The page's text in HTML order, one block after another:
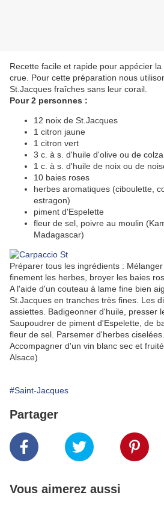
Recette facile et rapide pour appécier
crue. Pour cette préparation nous
St.Jacques fraîches sans leur corail.
Pour 2 personnes :
12 noix de St.Jacques
1 citron jaune
1 citron vert
3 c. à s. d'huile d'olive ou de colza
1 c. à s. d'huile de noix ou de
10 baies roses
herbes aromatiques (ciboulette,
estragon)
piment d'Espelette
fleur de sel, poivre au moulin
Madagascar)
Préparer tous les ingrédients :
finement les herbes, broyer les baies
A l'aide d'un couteau à lame fine bien
St.Jacques en tranches très fines. Les
assiettes. Badigeonner d'huile, presser
Saupoudrer de piment d'Espelette, de
fleur de sel. Parsemer d'herbes ciselées.
Accompagner d'un vin blanc sec et
Alsace)
#Saint-Jacques
Partager
Vous aimerez aussi